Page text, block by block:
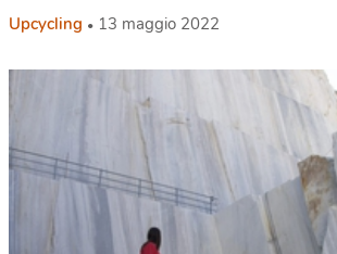
Upcycling 13 maggio 2022